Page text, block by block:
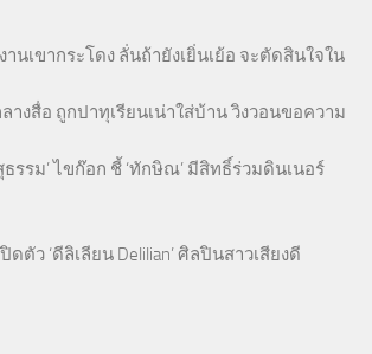
านเขากระโดง ลั่นถ้ายังเยิ่นเย้อ จะตัดสินใจใน
างสื่อ ถูกปาทุเรียนเน่าใส่บ้าน วิงวอนขอความ
ธรรม’ ไขก๊อก ชี้ ‘ทักษิณ’ มีสิทธิ์ร่วมดินเนอร์
ปิดตัว ‘ดีลิเลียน Delilian’ ศิลปินสาวเสียงดี